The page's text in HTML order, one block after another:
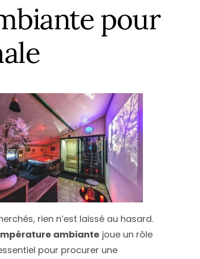
les villes
Montpellierpour
rien n’est laissé au hasard.
ambiante joue un rôle
pour procurer une